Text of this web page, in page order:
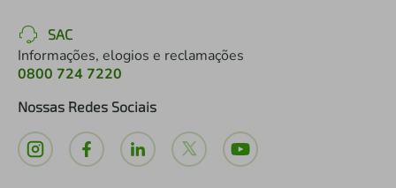
SAC
Informações, elogios e reclamações
0800 724 7220
Nossas Redes Sociais